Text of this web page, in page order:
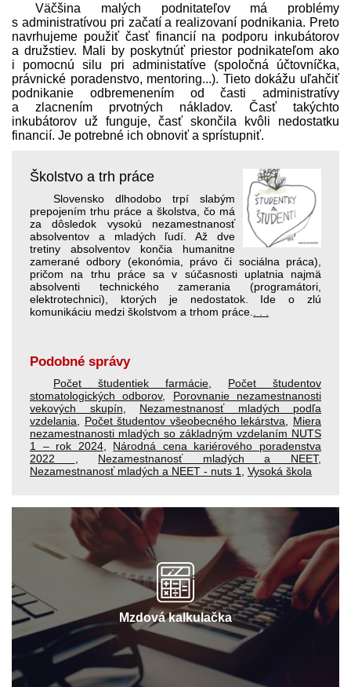
Väčšina malých podnitateľov má problémy
s administratívou pri začatí a realizovaní podnikania. Preto
navrhujeme použiť časť financií na podporu inkubátorov
a družstiev. Mali by poskytnúť priestor podnikateľom ako
i pomocnú silu pri administatíve (spoločná účtovníčka,
právnické poradenstvo, mentoring...). Tieto dokážu uľahčiť
podnikanie odbremenením od časti administratívy
a zlacnením prvotných nákladov. Časť takýchto
inkubátorov už funguje, časť skončila kvôli nedostatku
financií. Je potrebné ich obnoviť a sprístupniť.
Školstvo a trh práce
Slovensko dlhodobo trpí slabým
prepojením trhu práce a školstva, čo má
za dôsledok vysokú nezamestnanosť
absolventov a mladých ľudí. Až dve
tretiny absolventov končia humanitne
zamerané odbory (ekonómia, právo či sociálna práca),
pričom na trhu práce sa v súčasnosti uplatnia najmä
absolventi technického zamerania (programátori,
elektrotechnici), ktorých je nedostatok. Ide o zlú
komunikáciu medzi školstvom a trhom práce.
Podobné správy
Počet študentiek farmácie
Počet študentov
stomatologických odborov, Porovnanie nezamestnanosti
vekových skupín
Nezamestnanosť mladých podľa
vzdelania
Počet študentov všeobecného lekárstva
Miera
nezamestnanosti mladých so základným vzdelaním NUTS
1 – rok 2024, Národná cena kariérového poradenstva
2022
Nezamestnanosť mladých a NEET,
Nezamestnanosť mladých a NEET - nuts 1
Vysoká škola
Mzdová kalkulačka